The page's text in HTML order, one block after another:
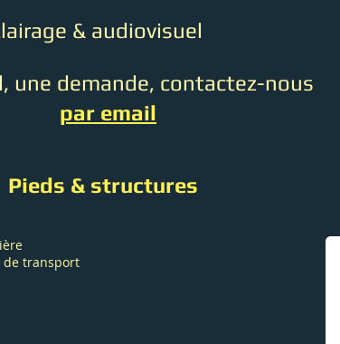
& audiovisuel
une demande, contactez-nous
par email
Pieds & structures
de transport